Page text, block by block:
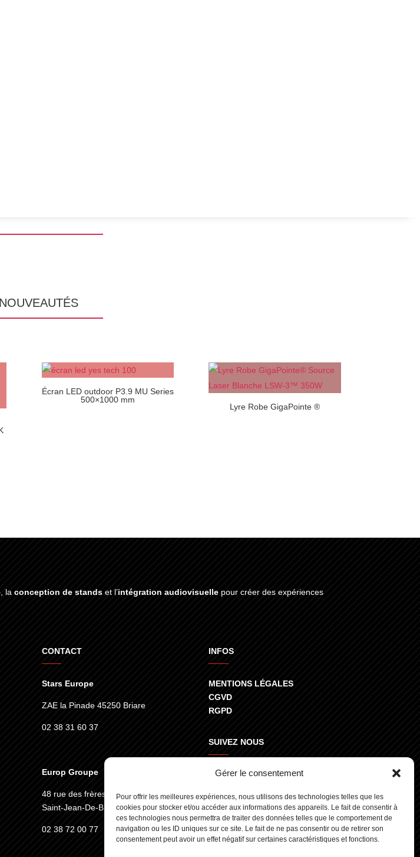
Gérer le consentement
Pour offrir les meilleures expériences, nous utilisons des technologies telles que les
cookies pour stocker et/ou accéder aux informations des appareils. Le fait de consentir à
ces technologies nous permettra de traiter des données telles que le comportement de
navigation ou les ID uniques sur ce site. Le fait de ne pas consentir ou de retirer son
consentement peut avoir un effet négatif sur certaines caractéristiques et fonctions.
Écran LED outdoor P3.9 MU Series
500×1000 mm
Lyre Robe GigaPointe ®
, laconception de stands et l’intégration audiovisuelle pour créer des expériences
CONTACT
Stars Europe
ZAE la Pinade 45250 Briare
02 38 31 60 37
Europ Groupe
48 rue des frères lumières45800
Saint-Jean-De-Braye
02 38 72 00 77
INFOS
MENTIONS LÉGALES
CGVD
RGPD
SUIVEZ NOUS